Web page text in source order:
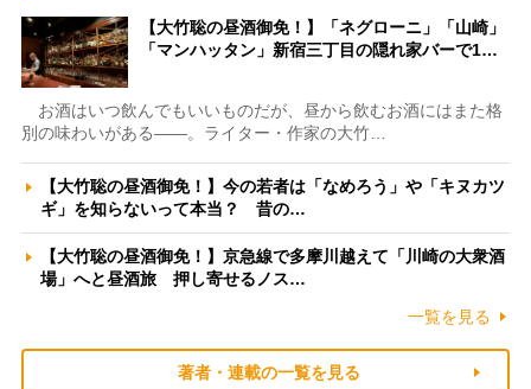
【大竹聡の昼酒御免！】「ネグローニ」「山崎」
「マンハッタン」新宿三丁目の隠れ家バーで1…
お酒はいつ飲んでもいいものだが、昼から飲むお酒にはまた格
別の味わいがある――。ライター・作家の大竹…
【大竹聡の昼酒御免！】今の若者は「なめろう」や「キヌカツ
ギ」を知らないって本当？ 昔の…
【大竹聡の昼酒御免！】京急線で多摩川越えて「川崎の大衆酒
場」へと昼酒旅 押し寄せるノス…
一覧を見る
著者・連載の一覧を見る